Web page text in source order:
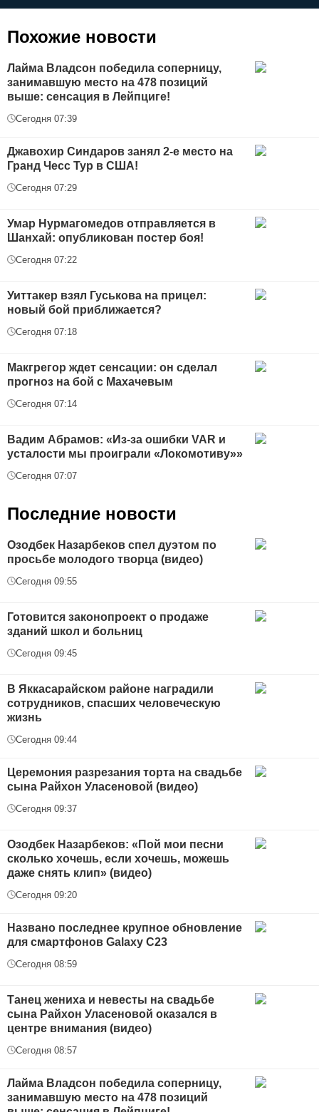
Похожие новости
Лайма Владсон победила соперницу,
занимавшую место на 478 позиций
выше: сенсация в Лейпциге!
Сегодня 07:39
Джавохир Синдаров занял 2-е место на
Гранд Чесс Тур в США!
Сегодня 07:29
Умар Нурмагомедов отправляется в
Шанхай: опубликован постер боя!
Сегодня 07:22
Уиттакер взял Гуськова на прицел:
новый бой приближается?
Сегодня 07:18
Макгрегор ждет сенсации: он сделал
прогноз на бой с Махачевым
Сегодня 07:14
Вадим Абрамов: «Из-за ошибки VAR и
усталости мы проиграли «Локомотиву»»
Сегодня 07:07
Последние новости
Озодбек Назарбеков спел дуэтом по
просьбе молодого творца (видео)
Сегодня 09:55
Готовится законопроект о продаже
зданий школ и больниц
Сегодня 09:45
В Яккасарайском районе наградили
сотрудников, спасших человеческую
жизнь
Сегодня 09:44
Церемония разрезания торта на свадьбе
сына Райхон Уласеновой (видео)
Сегодня 09:37
Озодбек Назарбеков: «Пой мои песни
сколько хочешь, если хочешь, можешь
даже снять клип» (видео)
Сегодня 09:20
Названо последнее крупное обновление
для смартфонов Galaxy С23
Сегодня 08:59
Танец жениха и невесты на свадьбе
сына Райхон Уласеновой оказался в
центре внимания (видео)
Сегодня 08:57
Лайма Владсон победила соперницу,
занимавшую место на 478 позиций